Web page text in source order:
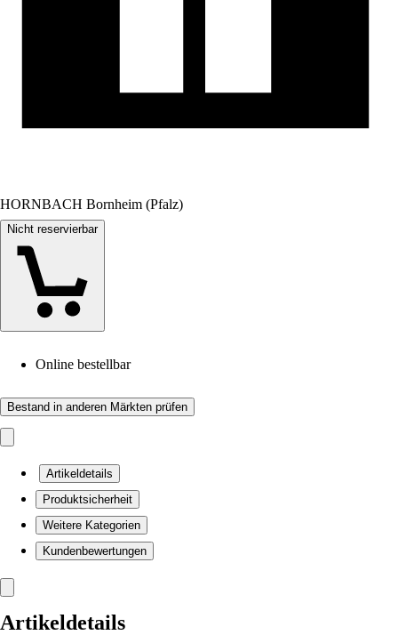
HORNBACH Bornheim (Pfalz)
Nicht reservierbar
Online bestellbar
Bestand in anderen Märkten prüfen
Artikeldetails
Produktsicherheit
Weitere Kategorien
Kundenbewertungen
Artikeldetails